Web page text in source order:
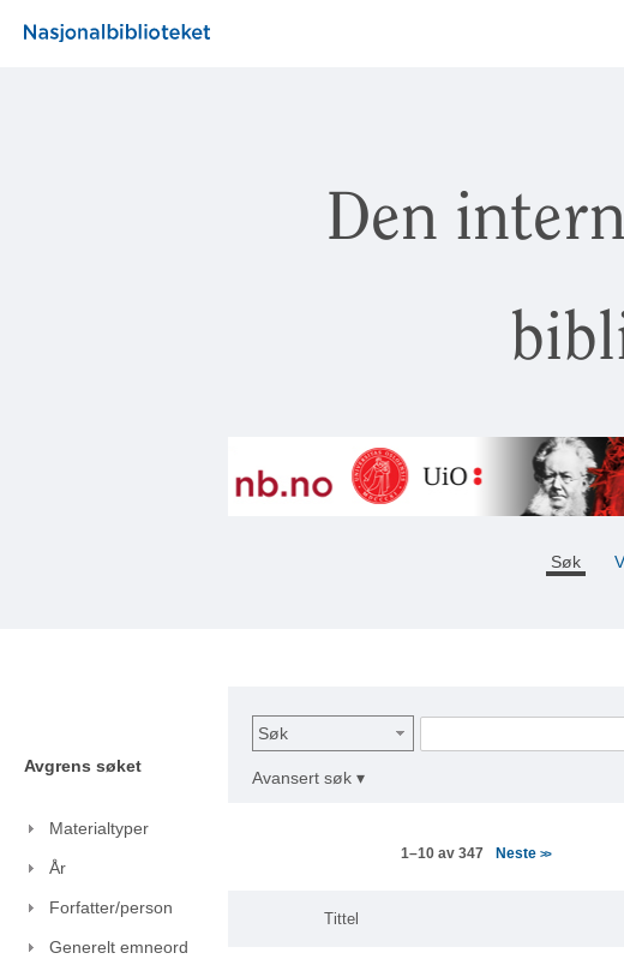
Den
Søk
Avgrens søket
Materialtyper
År
Forfatter/person
Generelt emneord
Søk
Avansert søk ▾
1–10 av 347 Neste >>
Tittel